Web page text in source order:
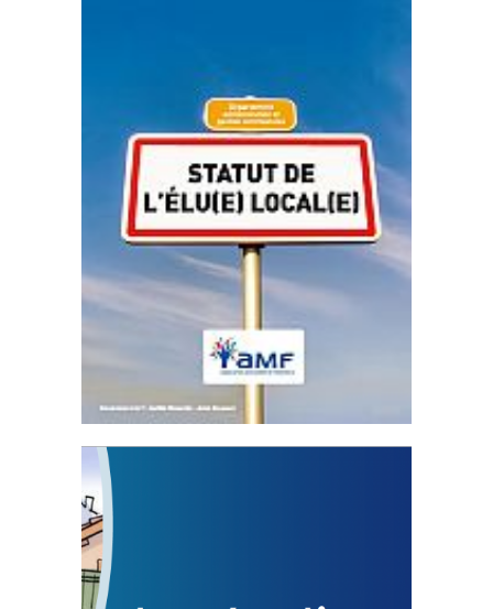
Statut de l’élu local
3 avril 2024
Mise à jour avril 2024
FEUILLETER